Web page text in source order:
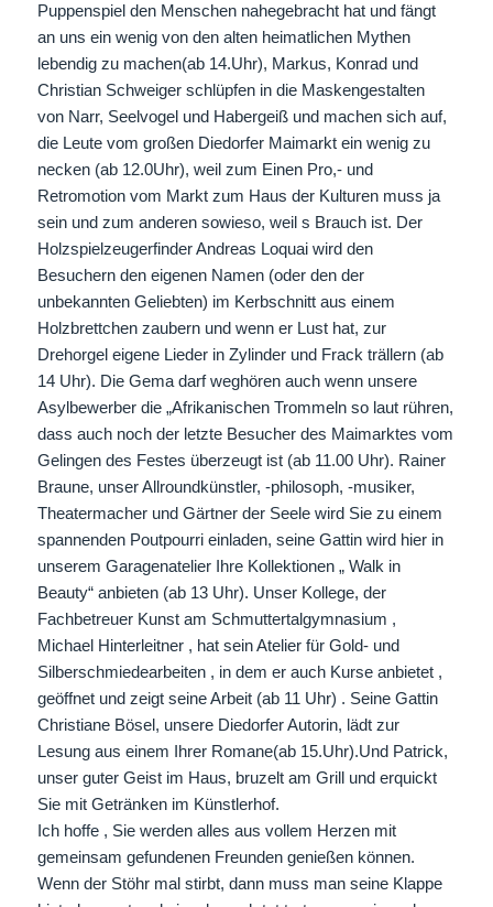
Puppenspiel den Menschen nahegebracht hat und fängt
an uns ein wenig von den alten heimatlichen Mythen
lebendig zu machen(ab 14.Uhr), Markus, Konrad und
Christian Schweiger schlüpfen in die Maskengestalten
von Narr, Seelvogel und Habergeiß und machen sich auf,
die Leute vom großen Diedorfer Maimarkt ein wenig zu
necken (ab 12.0Uhr), weil zum Einen Pro,- und
Retromotion vom Markt zum Haus der Kulturen muss ja
sein und zum anderen sowieso, weil s Brauch ist. Der
Holzspielzeugerfinder Andreas Loquai wird den
Besuchern den eigenen Namen (oder den der
unbekannten Geliebten) im Kerbschnitt aus einem
Holzbrettchen zaubern und wenn er Lust hat, zur
Drehorgel eigene Lieder in Zylinder und Frack trällern (ab
14 Uhr). Die Gema darf weghören auch wenn unsere
Asylbewerber die „Afrikanischen Trommeln so laut rühren,
dass auch noch der letzte Besucher des Maimarktes vom
Gelingen des Festes überzeugt ist (ab 11.00 Uhr). Rainer
Braune, unser Allroundkünstler, -philosoph, -musiker,
Theatermacher und Gärtner der Seele wird Sie zu einem
spannenden Poutpourri einladen, seine Gattin wird hier in
unserem Garagenatelier Ihre Kollektionen „ Walk in
Beauty“ anbieten (ab 13 Uhr). Unser Kollege, der
Fachbetreuer Kunst am Schmuttertalgymnasium ,
Michael Hinterleitner , hat sein Atelier für Gold- und
Silberschmiedearbeiten , in dem er auch Kurse anbietet ,
geöffnet und zeigt seine Arbeit (ab 11 Uhr) . Seine Gattin
Christiane Bösel, unsere Diedorfer Autorin, lädt zur
Lesung aus einem Ihrer Romane(ab 15.Uhr).Und Patrick,
unser guter Geist im Haus, bruzelt am Grill und erquickt
Sie mit Getränken im Künstlerhof.
Ich hoffe , Sie werden alles aus vollem Herzen mit
gemeinsam gefundenen Freunden genießen können.
Wenn der Stöhr mal stirbt, dann muss man seine Klappe